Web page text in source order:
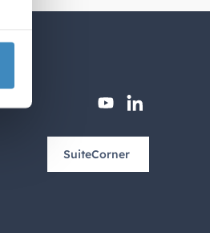
youtubelinkedin
SuiteCorner